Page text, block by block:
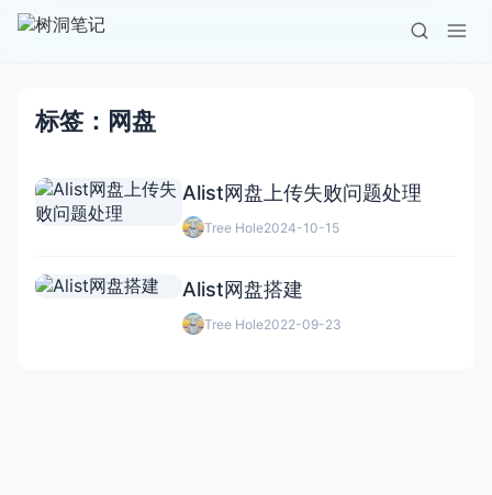
标签：网盘
Alist网盘上传失败问题处理
Tree Hole2024-10-15
Alist网盘搭建
Tree Hole2022-09-23